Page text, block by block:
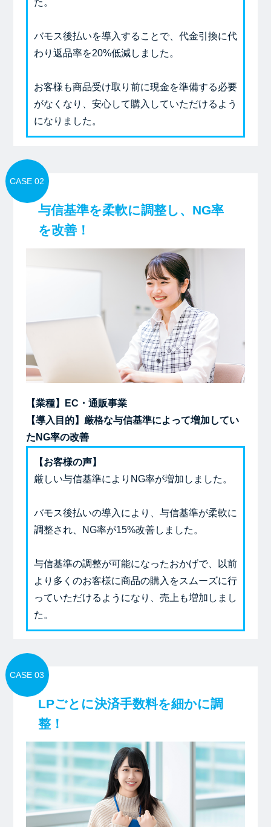
た。
バモス後払いを導入することで、代金引換に代
わり返品率を20%低減しました。
お客様も商品受け取り前に現金を準備する必要
がなくなり、安心して購入していただけるよう
になりました。
CASE 02
与信基準を柔軟に調整し、NG率
を改善！
【業種】EC・通販事業
【導入目的】厳格な与信基準によって増加してい
たNG率の改善
【お客様の声】
厳しい与信基準によりNG率が増加しました。
バモス後払いの導入により、与信基準が柔軟に
調整され、NG率が15%改善しました。
与信基準の調整が可能になったおかげで、以前
より多くのお客様に商品の購入をスムーズに行
っていただけるようになり、売上も増加しまし
た。
CASE 03
LPごとに決済手数料を細かに調
整！